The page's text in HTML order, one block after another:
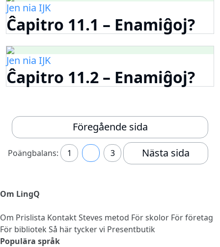
Jen nia IJK
Ĉapitro 11.1 – Enamiĝoj?
Jen nia IJK
Ĉapitro 11.2 – Enamiĝoj?
Föregående sida
Poängbalans: 1 3 Nästa sida
Om LingQ
Om Prislista KontaktSteves metod För skolor För företag
För bibliotek Så här tycker vi Presentbutik
Populära språk